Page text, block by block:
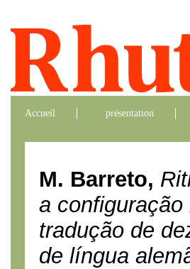
Accueil présentation
M. Barreto,
a
tradução de
de língua